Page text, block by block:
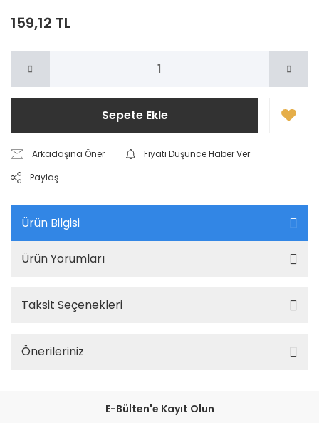
159,12 TL
Sepete Ekle
Arkadaşına Öner
Fiyatı Düşünce Haber Ver
Paylaş
Ürün Bilgisi
Ürün Yorumları
Taksit Seçenekleri
Önerileriniz
E-Bülten'e Kayıt Olun